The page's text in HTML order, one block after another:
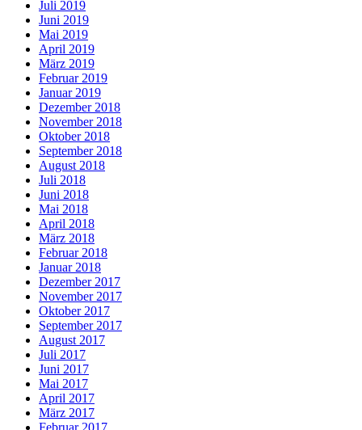
Juli 2019
Juni 2019
Mai 2019
April 2019
März 2019
Februar 2019
Januar 2019
Dezember 2018
November 2018
Oktober 2018
September 2018
August 2018
Juli 2018
Juni 2018
Mai 2018
April 2018
März 2018
Februar 2018
Januar 2018
Dezember 2017
November 2017
Oktober 2017
September 2017
August 2017
Juli 2017
Juni 2017
Mai 2017
April 2017
März 2017
Februar 2017